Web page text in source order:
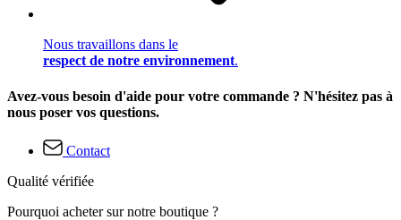
Nous travaillons dans le
respect de notre environnement.
Avez-vous besoin d'aide pour votre commande ? N'hésitez pas à
nous poser vos questions.
Contact
Qualité vérifiée
Pourquoi acheter sur notre boutique ?